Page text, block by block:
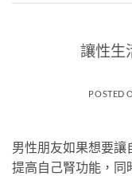
讓性生
POSTED
男性朋友如果想要
提高自己腎功能，同